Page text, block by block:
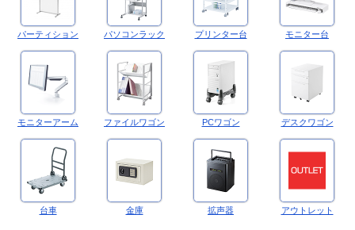
パーティション パソコンラック プリンター台 モニター台
モニターアーム ファイルワゴン PCワゴン デスクワゴン
台車 金庫 拡声器 アウトレット